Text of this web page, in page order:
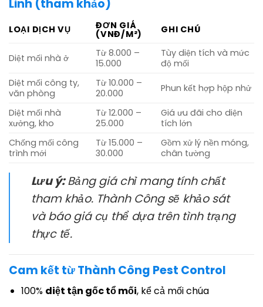
Linh (tham khảo)
LOẠI DỊCH VỤ ĐƠN GIÁ
(VNĐ/M²) GHI CHÚ
Diệt mối nhà ở
Từ 8.000 –
15.000
Tùy diện tích và mức
độ mối
Diệt mối công ty,
văn phòng
Từ 10.000 –
20.000
Phun kết hợp hộp nhử
Diệt mối nhà
xưởng, kho
Từ 12.000 –
25.000
Giá ưu đãi cho diện
tích lớn
Chống mối công
trình mới
Từ 15.000 –
30.000
Gồm xử lý nền móng,
chân tường
Lưu ý:Bảng giá chỉ mang tính chất
tham khảo. Thành Công sẽ khảo sát
và báo giá cụ thể dựa trên tình trạng
thực tế.
Cam kết từ Thành Công Pest Control
100% diệt tận gốc tổ mối, kể cả mối chúa